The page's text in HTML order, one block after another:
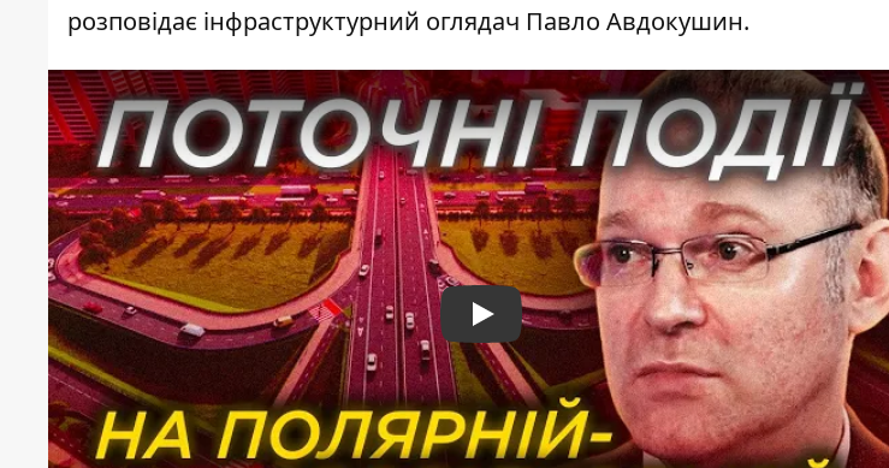
розповідає інфраструктурний оглядач Павло Авдокушин.
Play